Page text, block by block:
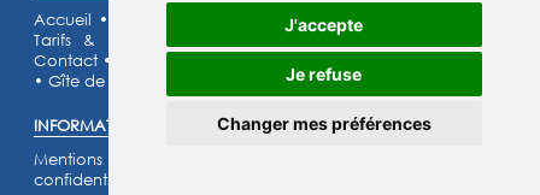
J'accepte
Je refuse
Changer mes préférences
Accueil • Escape Games •Location de salle
Tarifs & Horaires
Services Scolaires
Contact • Galerie photos
FAQ
• Gîte de la Fée Mélusine
INFORMATIONS LÉGALES :
Mentions légales
confidentialité